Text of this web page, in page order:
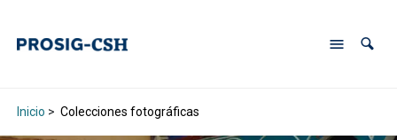
Inicio > Colecciones fotográficas